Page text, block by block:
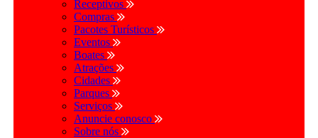
Receptivos
Compras
Pacotes Turísticos
Eventos
Boates
Atrações
Cidades
Parques
Serviços
Anuncie conosco
Sobre nós